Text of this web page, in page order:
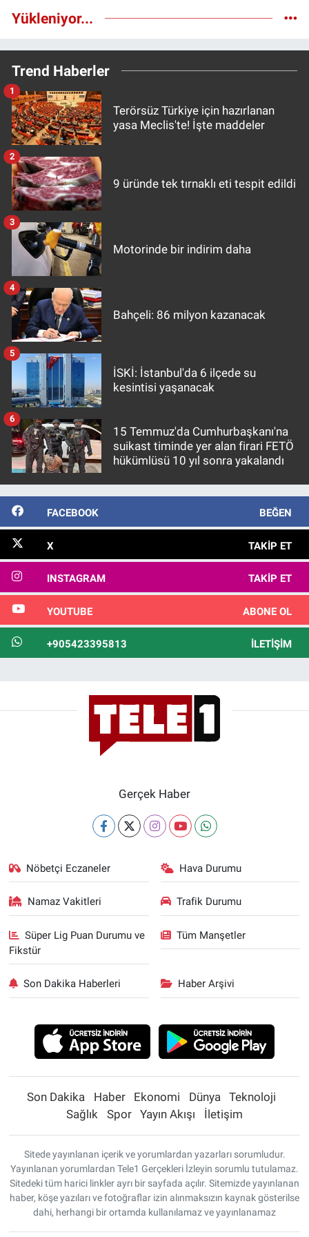
Yükleniyor...
Trend Haberler
Terörsüz Türkiye için hazırlanan
yasa Meclis'te! İşte maddeler
1
9 üründe tek tırnaklı eti tespit edildi
2
Motorinde bir indirim daha
3
Bahçeli: 86 milyon kazanacak
4
İSKİ: İstanbul'da 6 ilçede su
kesintisi yaşanacak
5
15 Temmuz'da Cumhurbaşkanı'na
suikast timinde yer alan firari FETÖ
hükümlüsü 10 yıl sonra yakalandı
6
FACEBOOK BEĞEN
X TAKIP ET
INSTAGRAM TAKIP ET
YOUTUBE ABONE OL
+905423395813 İLETIŞIM
Gerçek Haber
Nöbetçi Eczaneler Hava Durumu
Namaz Vakitleri Trafik Durumu
Süper Lig Puan Durumu ve
Fikstür
Tüm Manşetler
Son Dakika Haberleri Haber Arşivi
Son Dakika Haber Ekonomi Dünya
Teknoloji
Sağlık
Spor Yayın Akışı İletişim
Sitede yayınlanan içerik ve yorumlardan yazarları sorumludur.
Yayınlanan yorumlardan Tele1 Gerçekleri İzleyin sorumlu tutulamaz.
Sitedeki tüm harici linkler ayrı bir sayfada açılır. Sitemizde yayınlanan
haber, köşe yazıları ve fotoğraflar izin alınmaksızın kaynak gösterilse
dahi, herhangi bir ortamda kullanılamaz ve yayınlanamaz